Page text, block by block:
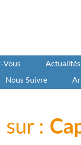
Vous Actualités
Nous Suivre
sur :